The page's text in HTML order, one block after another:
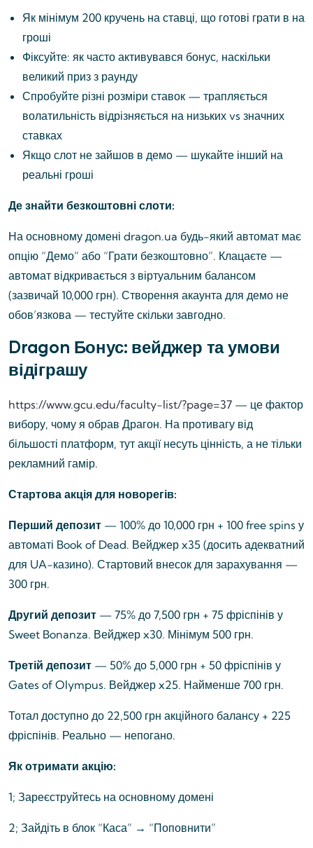
Як мінімум 200 кручень на ставці, що готові грати в на
гроші
Фіксуйте: як часто активувався бонус, наскільки
великий приз з раунду
Спробуйте різні розміри ставок — трапляється
волатильність відрізняється на низьких vs значних
ставках
Якщо слот не зайшов в демо — шукайте інший на
реальні гроші
Де знайти безкоштовні слоти:
На основному домені dragon.ua будь-який автомат має
опцію “Демо” або “Грати безкоштовно”. Клацаєте —
автомат відкривається з віртуальним балансом
(зазвичай 10,000 грн). Створення акаунта для демо не
обов’язкова — тестуйте скільки завгодно.
Dragon Бонус: вейджер та умови
відіграшу
https://www.gcu.edu/faculty-list/?page=37 — це фактор
вибору, чому я обрав Драгон. На противагу від
більшості платформ, тут акції несуть цінність, а не тільки
рекламний гамір.
Стартова акція для новорегів:
Перший депозит — 100% до 10,000 грн + 100 free spins у
автоматі Book of Dead. Вейджер x35 (досить адекватний
для UA-казино). Стартовий внесок для зарахування —
300 грн.
Другий депозит — 75% до 7,500 грн + 75 фріспінів у
Sweet Bonanza. Вейджер x30. Мінімум 500 грн.
Третій депозит — 50% до 5,000 грн + 50 фріспінів у
Gates of Olympus. Вейджер x25. Найменше 700 грн.
Тотал доступно до 22,500 грн акційного балансу + 225
фріспінів. Реально — непогано.
Як отримати акцію:
1; Зареєструйтесь на основному домені
2; Зайдіть в блок “Каса” → “Поповнити”